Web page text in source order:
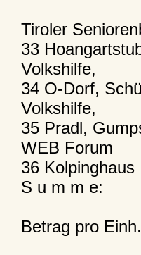
Tiroler
33
Volkshilfe,
34 O-Dorf,
Volkshilfe,
35 Pradl,
WEB Forum
36 Kolpinghaus
S u m m e:
Betrag pro Einh.